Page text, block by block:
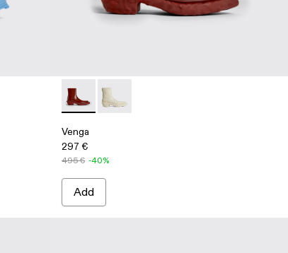
Venga - K300447-002 - Burgundy
Venga - K300447-003 - White
Venga
297 €
495 € -40%
Add